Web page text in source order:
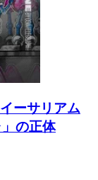
ーサリアム
の正体